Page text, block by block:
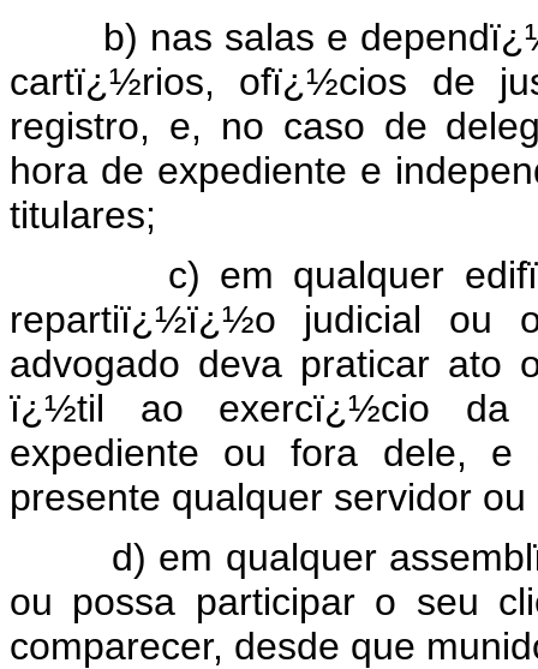
b) nas salas e
cartï¿½rios, ofï¿½cios de
registro, e, no caso de
hora de expediente e
titulares;
c) em qualquer
repartiï¿½ï¿½o judicial ou
advogado deva praticar
ï¿½til ao exercï¿½cio da
expediente ou fora dele,
presente qualquer servidor
d) em qualquer
ou possa participar o seu
comparecer, desde que